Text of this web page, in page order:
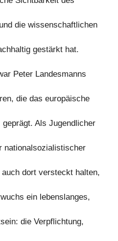
die wissenschaftlichen
gestärkt hat.
Peter Landesmanns
die das europäische
Als Jugendlicher
nationalsozialistischer
dort versteckt halten,
ein lebenslanges,
die Verpflichtung,